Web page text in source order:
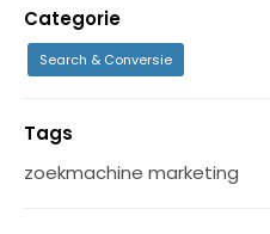
Categorie
Search & Conversie
Tags
zoekmachine marketing